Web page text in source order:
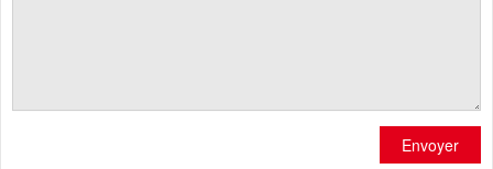
Envoyer